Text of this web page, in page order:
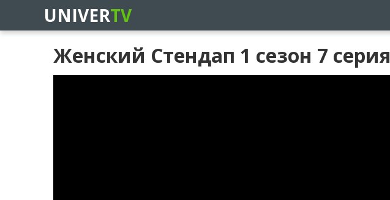
UNIVERTV
Женский Стендап 1 сезон 7 серия